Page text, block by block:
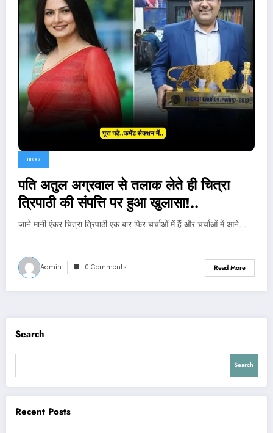
BLOG
पति अतुल अग्रवाल से तलाक लेते ही चित्रा
त्रिपाठी की संपत्ति पर हुआ खुलासा!..
जाने मानी एंकर चित्रा त्रिपाठी एक बार फिर चर्चाओं में हैं और चर्चाओं में आने…
Admin 0 Comments Read More
Search
Search
Recent Posts